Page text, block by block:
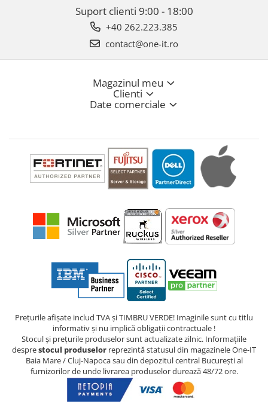
Suport clienti 9:00 - 18:00
+40 262.223.385
contact@one-it.ro
Magazinul meu
Clienti
Date comerciale
Prețurile afișate includ TVA și TIMBRU VERDE! Imaginile sunt cu titlu
informativ și nu implică obligații contractuale !
Stocul și prețurile produselor sunt actualizate zilnic. Informațiile
desprestocul produselor reprezintă statusul din magazinele One-IT
Baia Mare / Cluj-Napoca sau din depozitul central București al
furnizorilor de unde livrarea produselor durează 48/72 ore.